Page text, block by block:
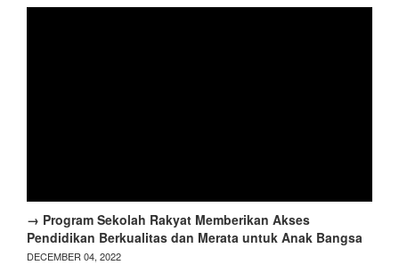
→ Program Sekolah Rakyat Memberikan Akses
Pendidikan Berkualitas dan Merata untuk Anak Bangsa
DECEMBER 04, 2022